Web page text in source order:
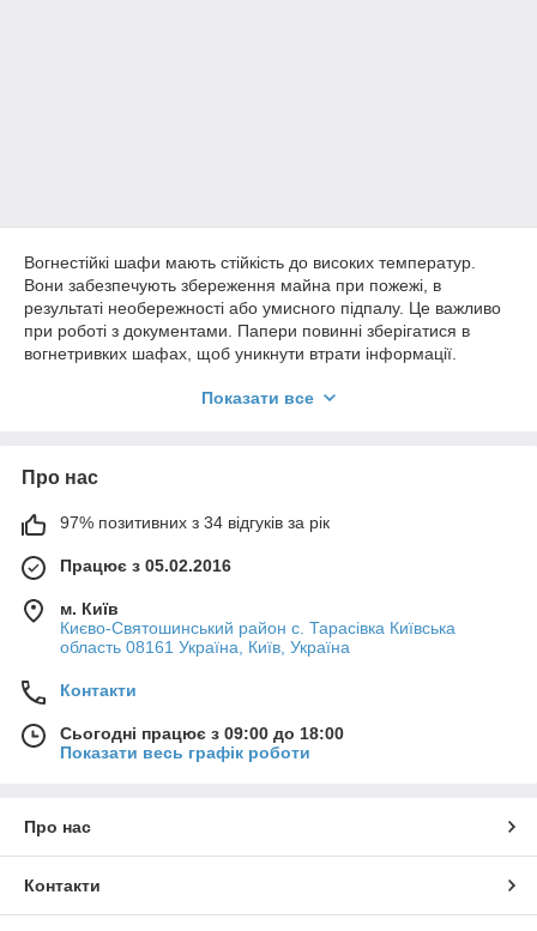
Вогнестійкі шафи мають стійкість до високих температур.
Вони забезпечують збереження майна при пожежі, в
результаті необережності або умисного підпалу. Це важливо
при роботі з документами. Папери повинні зберігатися в
вогнетривких шафах, щоб уникнути втрати інформації.
даних. Рекомендуємо купити вогнестійкі шафи в каталозі
використовуються в офісі та складі, де допомагають
розмістити цінності компанії. Завдяки таким сховищам носії
даних залишаться недоторканими на час пожежі.
Показати все
Про нас
97% позитивних з 34 відгуків за рік
Працює з 05.02.2016
м. Київ
Києво-Святошинський район с. Тарасівка Київська
область 08161 Україна, Київ, Україна
Контакти
Сьогодні працює з 09:00 до 18:00
Показати весь графік роботи
Про нас
Контакти